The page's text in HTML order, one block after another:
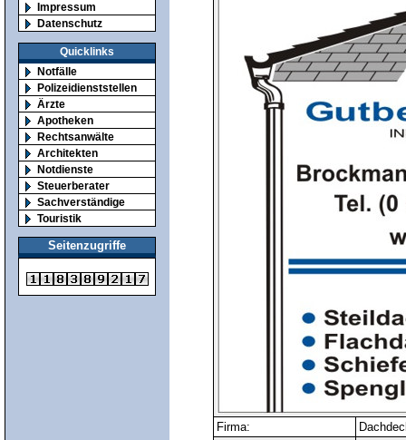
Impressum
Datenschutz
Quicklinks
Notfälle
Polizeidienststellen
Ärzte
Apotheken
Rechtsanwälte
Architekten
Notdienste
Steuerberater
Sachverständige
Touristik
Seitenzugriffe
Firma: